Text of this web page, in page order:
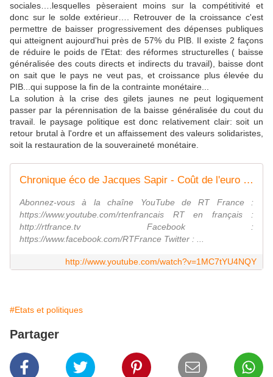
sociales….lesquelles pèseraient moins sur la compétitivité et
donc sur le solde extérieur…. Retrouver de la croissance c'est
permettre de baisser progressivement des dépenses publiques
qui atteignent aujourd'hui près de 57% du PIB. Il existe 2 façons
de réduire le poids de l'Etat: des réformes structurelles ( baisse
généralisée des couts directs et indirects du travail), baisse dont
on sait que le pays ne veut pas, et croissance plus élevée du
PIB...qui suppose la fin de la contrainte monétaire...
La solution à la crise des gilets jaunes ne peut logiquement
passer par la pérennisation de la baisse généralisée du cout du
travail. le paysage politique est donc relativement clair: soit un
retour brutal à l'ordre et un affaissement des valeurs solidaristes,
soit la restauration de la souveraineté monétaire.
Chronique éco de Jacques Sapir - Coût de l'euro pour la France : un pognon de dingue?
Abonnez-vous à la chaîne YouTube de RT France :
https://www.youtube.com/rtenfrancais RT en français :
http://rtfrance.tv Facebook :
https://www.facebook.com/RTFrance Twitter : ...
http://www.youtube.com/watch?v=1MC7tYU4NQY
#Etats et politiques
Partager